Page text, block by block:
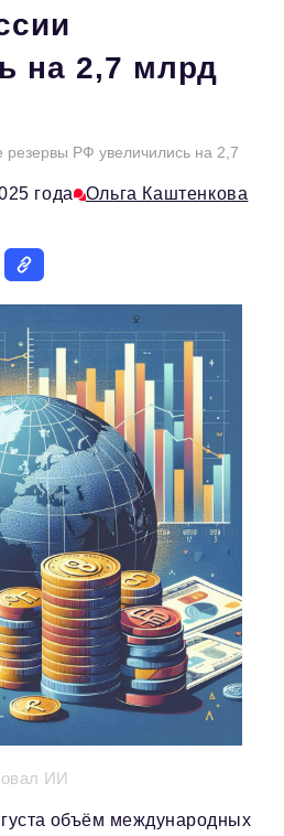
727-01-67
подписка
на 2,7 млрд
РФ увеличились на 2,7
года Ольга Каштенкова
ИИ
объём международных